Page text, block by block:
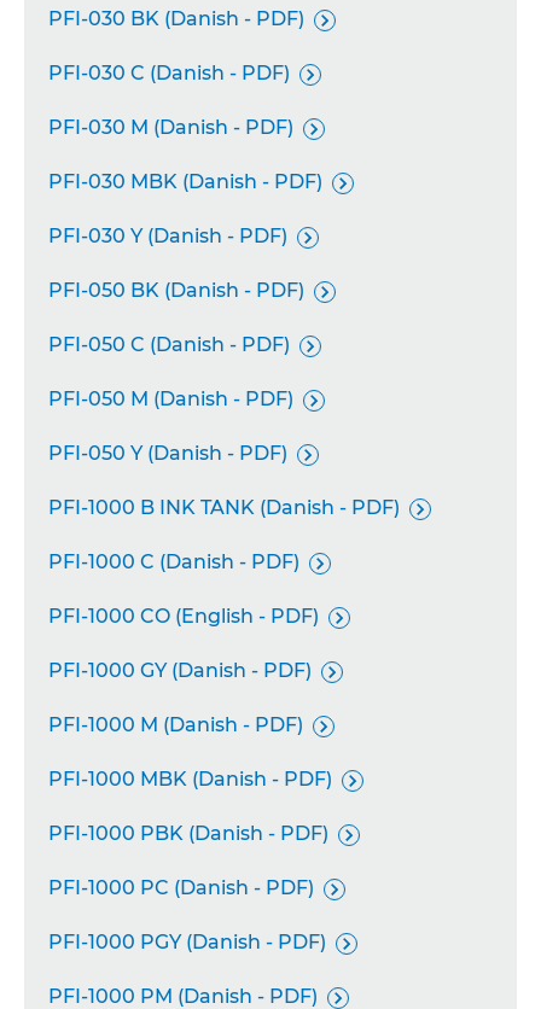
PFI-030 BK (Danish - PDF) 
PFI-030 C (Danish - PDF) 
PFI-030 M (Danish - PDF) 
PFI-030 MBK (Danish - PDF) 
PFI-030 Y (Danish - PDF) 
PFI-050 BK (Danish - PDF) 
PFI-050 C (Danish - PDF) 
PFI-050 M (Danish - PDF) 
PFI-050 Y (Danish - PDF) 
PFI-1000 B INK TANK (Danish - PDF) 
PFI-1000 C (Danish - PDF) 
PFI-1000 CO (English - PDF) 
PFI-1000 GY (Danish - PDF) 
PFI-1000 M (Danish - PDF) 
PFI-1000 MBK (Danish - PDF) 
PFI-1000 PBK (Danish - PDF) 
PFI-1000 PC (Danish - PDF) 
PFI-1000 PGY (Danish - PDF) 
PFI-1000 PM (Danish - PDF) 